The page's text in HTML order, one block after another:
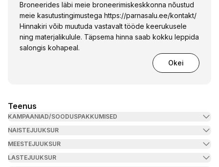
Broneerides läbi meie broneerimiskeskkonna nõustud
meie kasutustingimustega https://parnasalu.ee/kontakt/
Hinnakiri võib muutuda vastavalt tööde keerukusele
ning materjalikulule. Täpsema hinna saab kokku leppida
salongis kohapeal.
Okei
Teenus
KAMPAANIAD/SOODUSPAKKUMISED
NAISTEJUUKSUR
MEESTEJUUKSUR
LASTEJUUKSUR